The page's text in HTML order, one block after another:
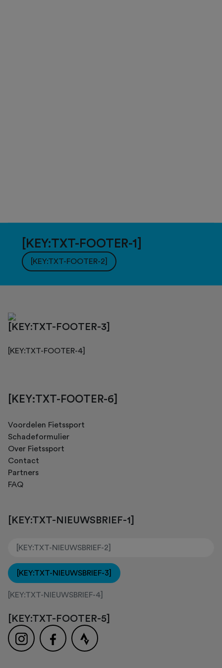
[KEY:TXT-FOOTER-1]
[KEY:TXT-FOOTER-2]
[KEY:TXT-FOOTER-3]
[KEY:TXT-FOOTER-4]
[KEY:TXT-FOOTER-6]
Voordelen Fietssport
Schadeformulier
Over Fietssport
Contact
Partners
FAQ
[KEY:TXT-NIEUWSBRIEF-1]
[KEY:TXT-NIEUWSBRIEF-3]
[KEY:TXT-NIEUWSBRIEF-4]
[KEY:TXT-FOOTER-5]